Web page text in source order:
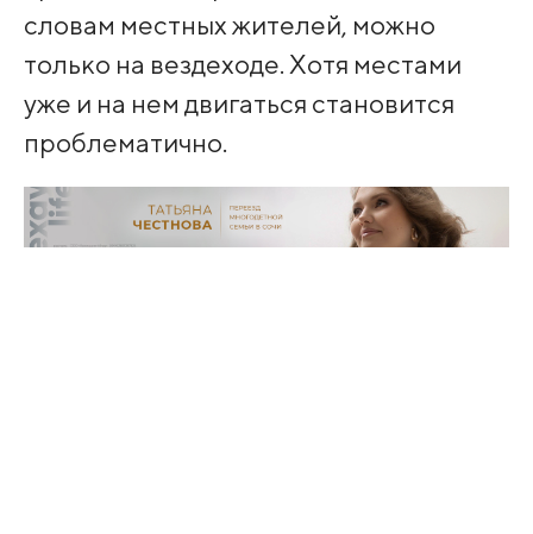
словам местных жителей, можно
только на вездеходе. Хотя местами
уже и на нем двигаться становится
проблематично.